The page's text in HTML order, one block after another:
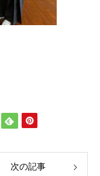
次の記事